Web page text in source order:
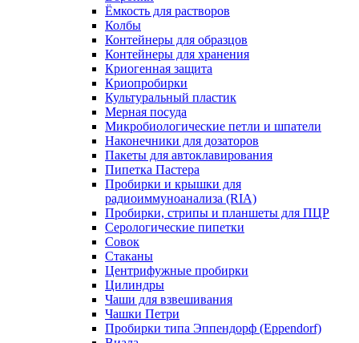
Ёмкость для растворов
Колбы
Контейнеры для образцов
Контейнеры для хранения
Криогенная защита
Криопробирки
Культуральный пластик
Мерная посуда
Микробиологические петли и шпатели
Наконечники для дозаторов
Пакеты для автоклавирования
Пипетка Пастера
Пробирки и крышки для
радиоиммуноанализа (RIA)
Пробирки, стрипы и планшеты для ПЦР
Серологические пипетки
Совок
Стаканы
Центрифужные пробирки
Цилиндры
Чаши для взвешивания
Чашки Петри
Пробирки типа Эппендорф (Eppendorf)